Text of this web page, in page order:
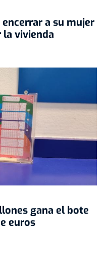
a su mujer
la vivienda
gana el bote
euros